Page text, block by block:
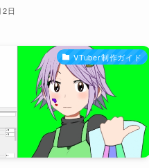
日
VTuber制作ガイド